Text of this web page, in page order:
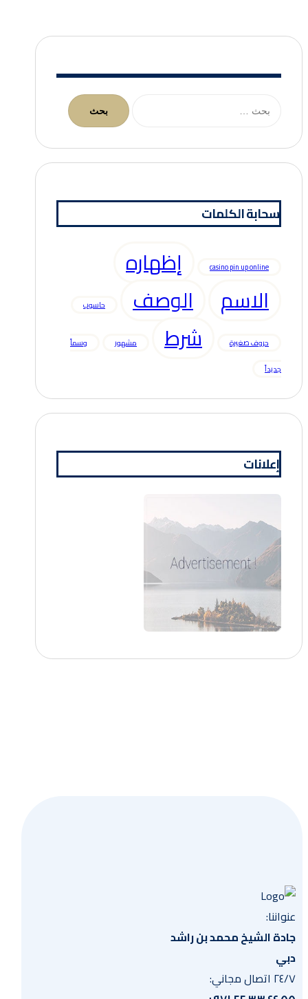
سحابة الكلمات
casino pin up online
إظهاره
الاسم
الوصف حاسوب
حروف صغيرة شرط مشهور
وسماً
جديداً
إعلانات
عنواننا:
جادة الشيخ محمد بن راشد
دبي
٢٤/٧ اتصال مجاني: